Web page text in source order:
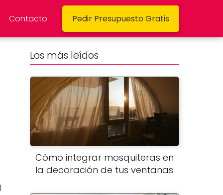
Contacto Pedir Presupuesto Gratis
Los más leídos
Cómo integrar mosquiteras en
la decoración de tus ventanas